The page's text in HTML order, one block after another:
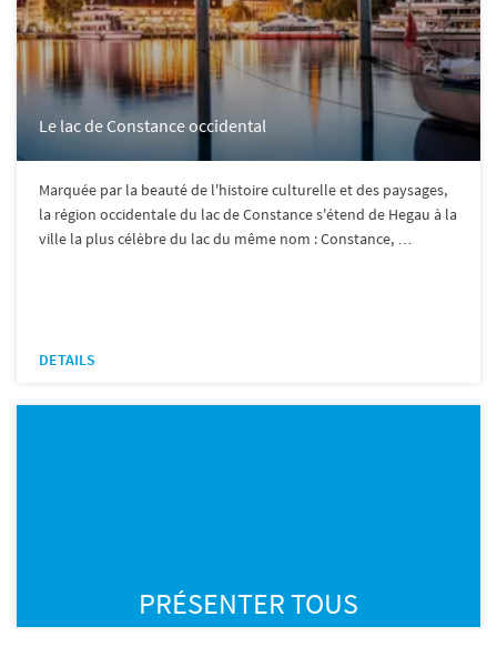
Le lac de Constance occidental
Marquée par la beauté de l'histoire culturelle et des paysages,
la région occidentale du lac de Constance s'étend de Hegau à la
ville la plus célèbre du lac du même nom : Constance, …
DETAILS
PRÉSENTER TOUS